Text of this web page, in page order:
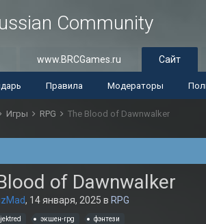
Community
www.BRCGames.ru Сайт
Правила Модераторы
Игры RPG The Blood of Dawnwalker
of Dawnwalker
, 14 января, 2025 в RPG
экшен-rpg фэнтези